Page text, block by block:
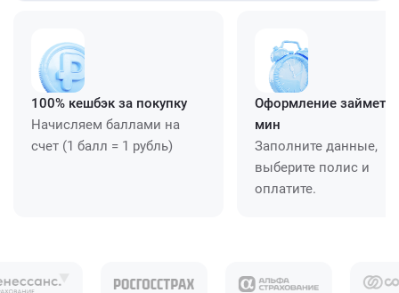
100% кешбэк за покупку
Начисляем баллами на
счет (1 балл = 1 рубль)
Оформление займет
мин
Заполните данные,
выберите полис и
оплатите.